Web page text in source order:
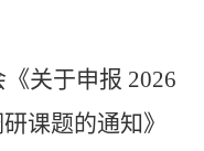
关于申报 2026
课题的通知》